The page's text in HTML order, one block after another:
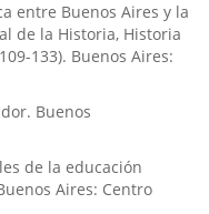
entre Buenos Aires y la
de la Historia, Historia
133). Buenos Aires:
Buenos
de la educación
Aires: Centro